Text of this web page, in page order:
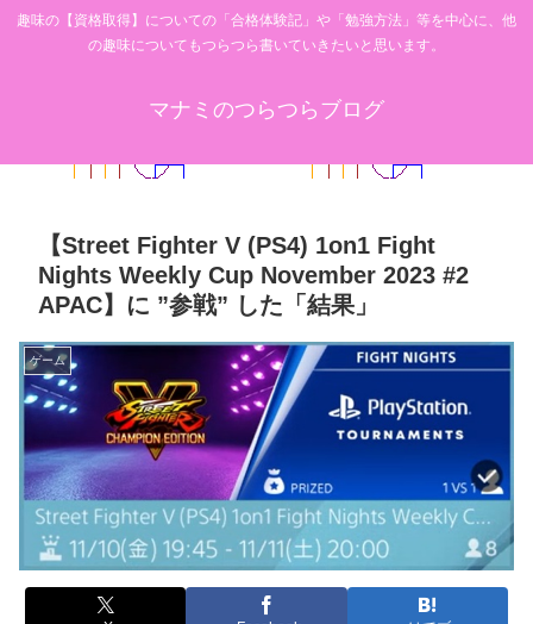
趣味の【資格取得】についての「合格体験記」や「勉強方法」等を中心に、他
の趣味についてもつらつら書いていきたいと思います。
マナミのつらつらブログ
【Street Fighter V (PS4) 1on1 Fight
Nights Weekly Cup November 2023 #2
APAC】に ”参戦” した「結果」
ゲーム